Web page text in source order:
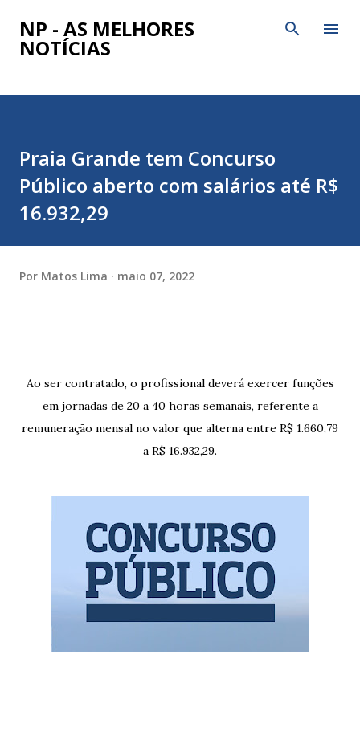
Pular para o conteúdo principal
NP - AS MELHORES
NOTÍCIAS
Praia Grande tem Concurso
Público aberto com salários até R$
16.932,29
Por Matos Lima maio 07, 2022
Ao ser contratado, o profissional deverá exercer funções
em jornadas de 20 a 40 horas semanais, referente a
remuneração mensal no valor que alterna entre R$ 1.660,79
a R$ 16.932,29.